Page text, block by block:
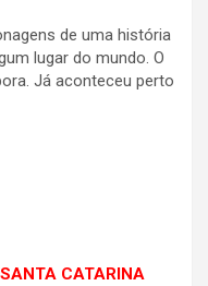
de uma história
lugar do mundo. O
Já aconteceu perto
CATARINA